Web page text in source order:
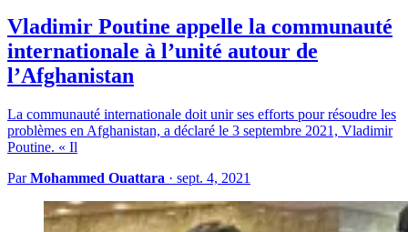
Vladimir Poutine appelle la communauté
internationale à l’unité autour de
l’Afghanistan
La communauté internationale doit unir ses efforts pour résoudre les
problèmes en Afghanistan, a déclaré le 3 septembre 2021, Vladimir
Poutine. « Il
ParMohammed Ouattara · sept. 4, 2021